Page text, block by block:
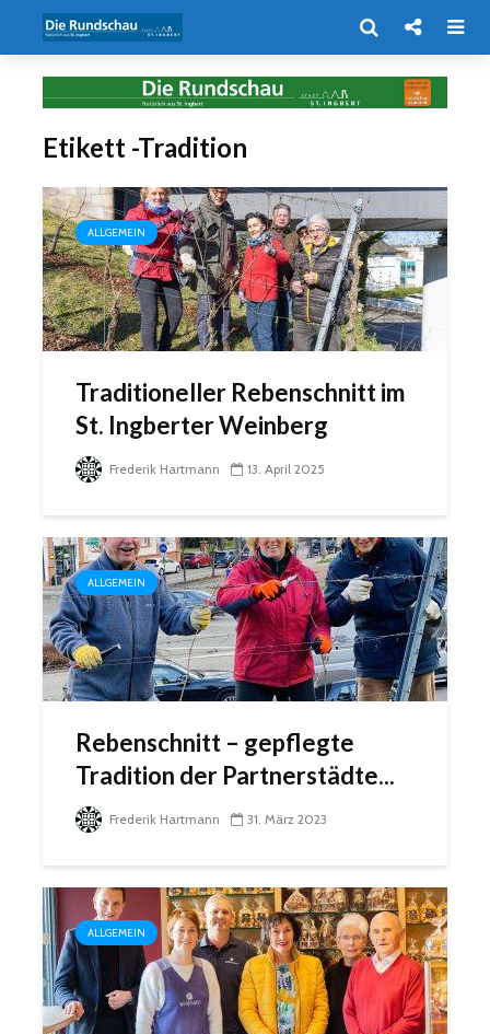
Etikett -Tradition
ALLGEMEIN
Traditioneller Rebenschnitt im
St. Ingberter Weinberg
Frederik Hartmann 13. April 2025
ALLGEMEIN
Rebenschnitt – gepflegte
Tradition der Partnerstädte...
Frederik Hartmann 31. März 2023
ALLGEMEIN